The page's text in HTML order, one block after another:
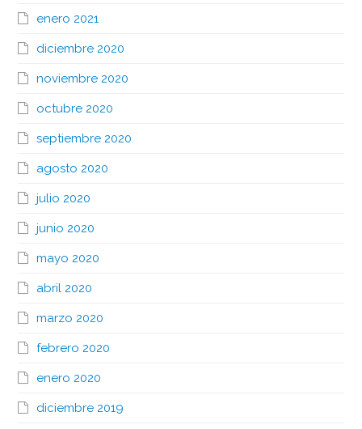
enero 2021
diciembre 2020
noviembre 2020
octubre 2020
septiembre 2020
agosto 2020
julio 2020
junio 2020
mayo 2020
abril 2020
marzo 2020
febrero 2020
enero 2020
diciembre 2019